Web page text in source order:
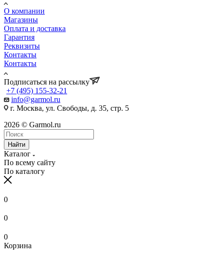
О компании
Магазины
Оплата и доставка
Гарантия
Реквизиты
Контакты
Контакты
Подписаться на рассылку
+7 (495) 155-32-21
info@garmol.ru
г. Москва, ул. Свободы, д. 35, стр. 5
2026 © Garmol.ru
Найти
Каталог
По всему сайту
По каталогу
0
0
0
Корзина